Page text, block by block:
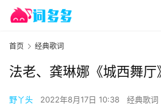
首页 经典歌词
法老、龚琳娜《城西舞
野丫头 2022年8月17日 10:38 经典歌词